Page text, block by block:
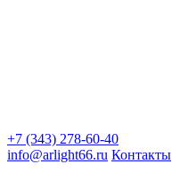
+7 (343) 278-60-40
info@arlight66.ru Контакты